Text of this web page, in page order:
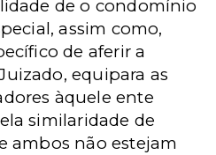
de o condomínio
assim como,
de aferir a
equipara as
àquele ente
similaridade de
ambos não estejam